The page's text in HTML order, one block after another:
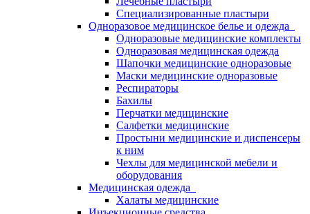
Специализированные пластыри
Одноразовое медицинское белье и одежда
Одноразовые медицинские комплекты
Одноразовая медицинская одежда
Шапочки медицинские одноразовые
Маски медицинские одноразовые
Респираторы
Бахилы
Перчатки медицинские
Салфетки медицинские
Простыни медицинские и диспенсеры
к ним
Чехлы для медицинской мебели и
оборудования
Медицинская одежда
Халаты медицинские